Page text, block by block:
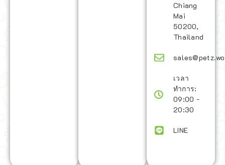
Chiang
Mai
50200,
Thailand
เวลา
ทำการ:
09:00 -
20:30
LINE